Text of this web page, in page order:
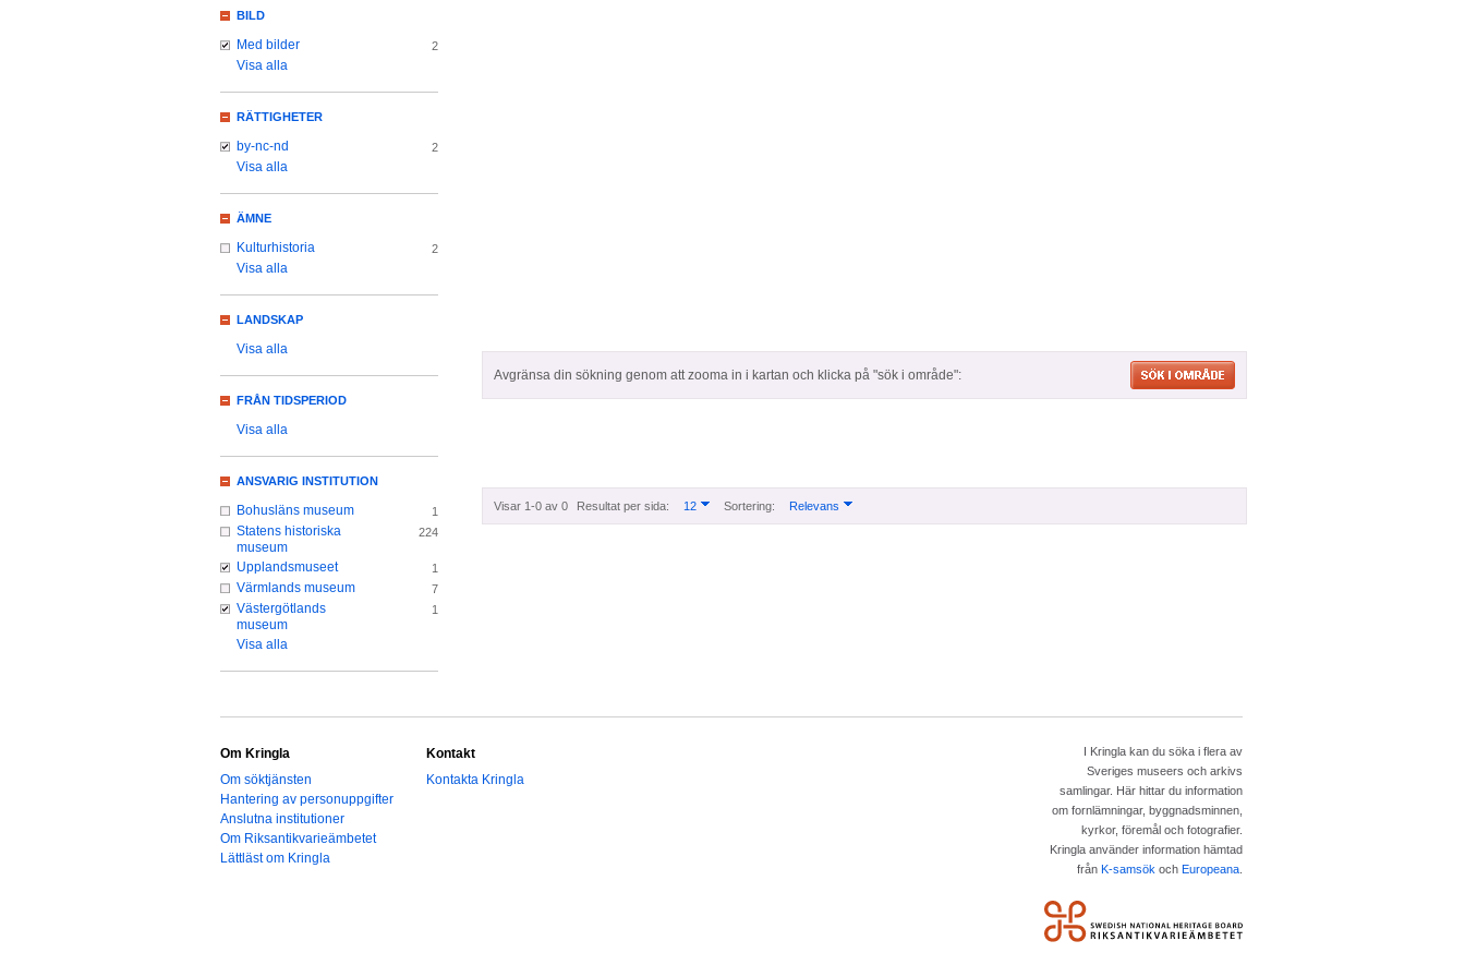
Avgränsa din sökning genom att zooma in i kartan och klicka på "sök i område":
Visar 1-0 av 0 Resultat per sida: 12 Sortering: Relevans
BILD
Med bilder 2
Visa alla
RÄTTIGHETER
by-nc-nd 2
Visa alla
ÄMNE
Kulturhistoria 2
Visa alla
LANDSKAP
Visa alla
FRÅN TIDSPERIOD
Visa alla
ANSVARIG INSTITUTION
Bohusläns museum 1
Statens historiska
museum
224
Upplandsmuseet 1
Värmlands museum 7
Västergötlands
museum
1
Visa alla
Om Kringla
Om söktjänsten
Hantering av personuppgifter
Anslutna institutioner
Om Riksantikvarieämbetet
Lättläst om Kringla
Kontakt
Kontakta Kringla
I Kringla kan du söka i flera av
Sveriges museers och arkivs
samlingar. Här hittar du information
om fornlämningar, byggnadsminnen,
kyrkor, föremål och fotografier.
Kringla använder information hämtad
från K-samsök och Europeana